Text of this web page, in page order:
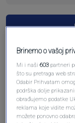
Brinemo o vašoj
Mi i naši603 partneri
što su pretraga web
Odabir Prihvatam
podrška dolje
obrađujemo podatke
reklama koje vidite
možete ponovno